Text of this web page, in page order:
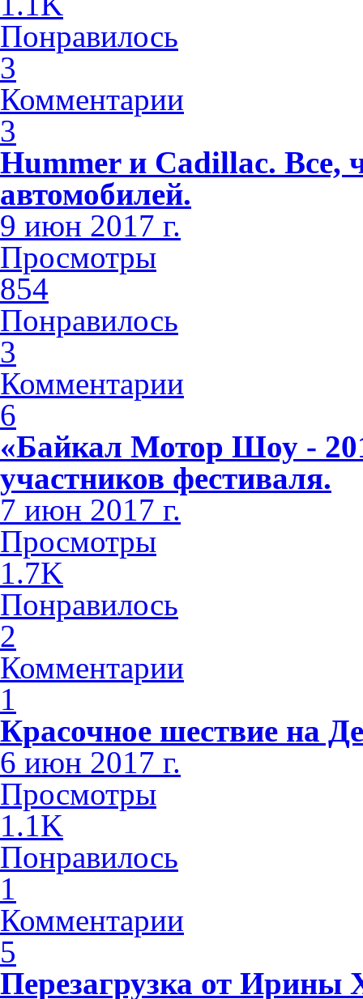
Понравилось
3
Комментарии
3
Hummer и Cadillac. Все,
автомобилей.
9 июн 2017 г.
Просмотры
854
Понравилось
3
Комментарии
6
«Байкал Мотор Шоу -
участников фестиваля.
7 июн 2017 г.
Просмотры
1.7K
Понравилось
2
Комментарии
1
Красочное шествие на
6 июн 2017 г.
Просмотры
1.1K
Понравилось
1
Комментарии
5
Перезагрузка от Ирины